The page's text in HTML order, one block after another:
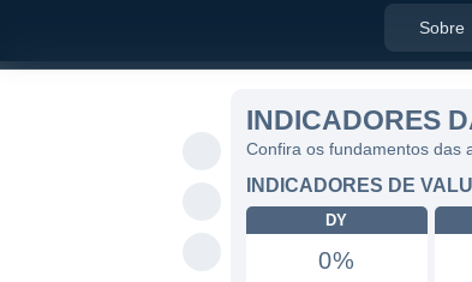
Sobre
INDICADORES
Confira os fundamentos das
INDICADORES DE
DY
0%